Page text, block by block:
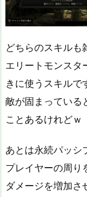
どちらのスキルも
エリートモンスタ
きに使うスキルで
敵が固まっている
ことあるけれどｗ
あとは永続パッシ
プレイヤーの周り
ダメージを増加さ